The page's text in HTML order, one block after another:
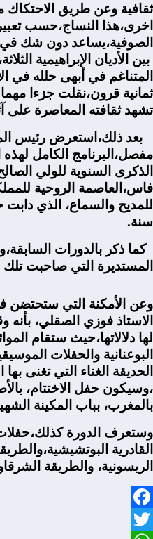
ثقافية وعن طريق الاحتكاك
اخرى،هذا النساج،حسب
الصوفية،يساعد دون شك
بين الأديان الإبراهيمية
المتناغم في أبهى حلله في
ثمانية قرون،نقلت جزءا
تشهد ثقافته المعاصرة على
بعد ذلك،استعرض رئيس
مفصل،البرنامج الكامل لهذه
الذكرى السنوية للولي
فاس،العاصمة الروحية
للمديح والسماع، الذي
سنة.
كما ذكر بالدورات
المستديرة التي صاحبت تلك
وعن الأمكنة التي ستحتضن
الاستاذ فوزي الصقلي، بأنه
لها دلالاتها،حيث ستقام
البوعنانية والحفلات
الحديقة الغناء التي تغنى
،وسيكون حفل الاختتام،
بالمغرب، بباب المكينة
وستعرف الدورة
القادرية
الريسونية، والطريقة
Facebook